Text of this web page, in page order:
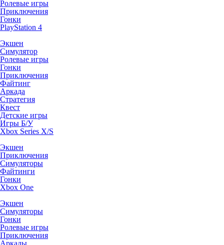
Ролевые игры
Приключения
Гонки
PlayStation 4
Экшен
Симулятор
Ролевые игры
Гонки
Приключения
Файтинг
Аркада
Стратегия
Квест
Детские игры
Игры Б/У
Xbox Series X/S
Экшен
Приключения
Симуляторы
Файтинги
Гонки
Xbox One
Экшен
Симуляторы
Гонки
Ролевые игры
Приключения
Аркады